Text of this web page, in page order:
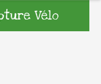
Vélo